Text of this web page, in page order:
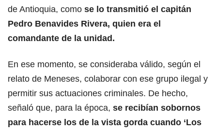
de Antioquia, como se lo transmitió el capitán
Pedro Benavides Rivera, quien era el
comandante de la unidad.
En ese momento, se consideraba válido, según el
relato de Meneses, colaborar con ese grupo ilegal y
permitir sus actuaciones criminales. De hecho,
señaló que, para la época, se recibían sobornos
para hacerse los de la vista gorda cuando ‘Los